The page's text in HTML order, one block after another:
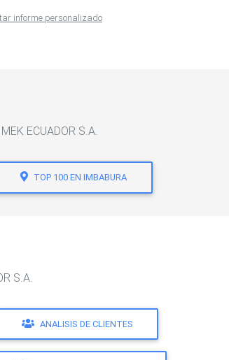
informe personalizado
ECUADOR S.A.
TOP 100 EN IMBABURA
S.A.
ANALISIS DE CLIENTES